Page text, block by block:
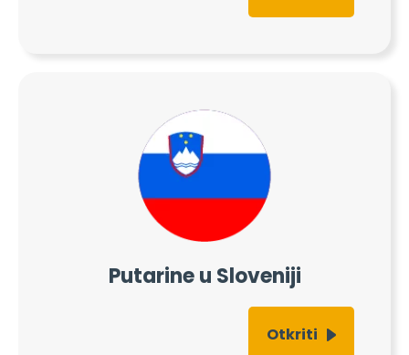
Putarine u Sloveniji
Otkriti